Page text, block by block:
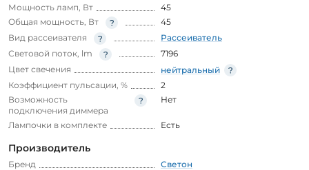
Мощность ламп, Вт
45
Общая мощность, Вт
45
Вид рассеивателя
Рассеиватель
Световой поток, lm
7196
Цвет свечения
нейтральный
Коэффициент пульсации, %
2
Возможность
подключения диммера
Нет
Лампочки в комплекте Есть
Производитель
Бренд
Светон